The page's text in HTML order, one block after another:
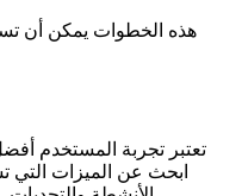
هذه الخطوات يمكن أن
تعتبر تجربة المستخدم
ابحث عن الميزات التي